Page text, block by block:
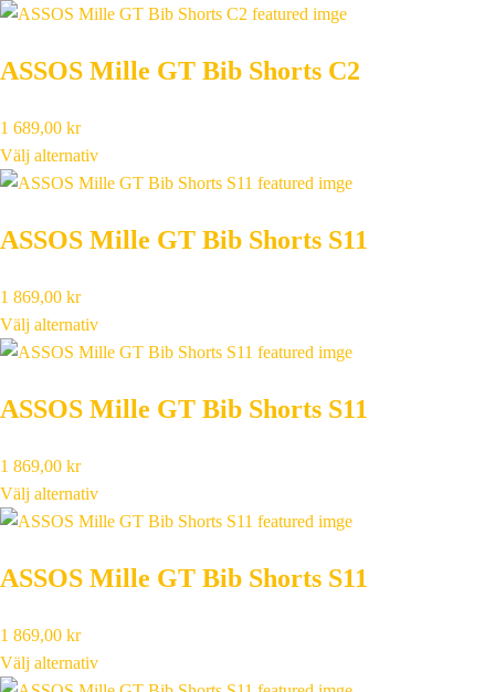
ASSOS Mille GT Bib Shorts C2
1 689,00 kr
Välj alternativ
ASSOS Mille GT Bib Shorts S11
1 869,00 kr
Välj alternativ
ASSOS Mille GT Bib Shorts S11
1 869,00 kr
Välj alternativ
ASSOS Mille GT Bib Shorts S11
1 869,00 kr
Välj alternativ